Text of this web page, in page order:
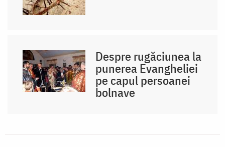
Despre rugăciunea la
punerea Evangheliei
pe capul persoanei
bolnave